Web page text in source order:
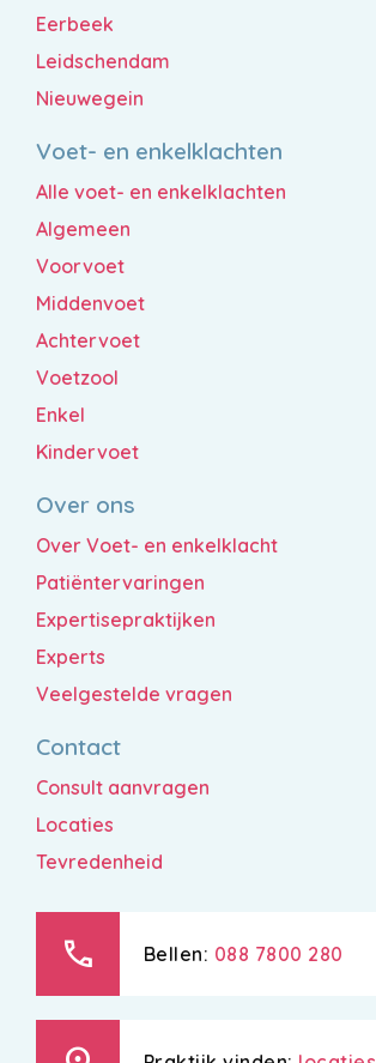
Eerbeek
Leidschendam
Nieuwegein
Voet- en enkelklachten
Alle voet- en enkelklachten
Algemeen
Voorvoet
Middenvoet
Achtervoet
Voetzool
Enkel
Kindervoet
Over ons
Over Voet- en enkelklacht
Patiëntervaringen
Expertisepraktijken
Experts
Veelgestelde vragen
Contact
Consult aanvragen
Locaties
Tevredenheid
call Bellen: 088 7800 280